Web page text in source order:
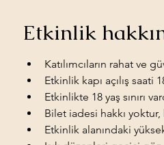
Etkinlik
Katılımcıların rahat ve
Etkinlik kapı açılış saati
Etkinlikte 18 yaş sınırı
Bilet iadesi hakkı
Etkinlik alanındaki